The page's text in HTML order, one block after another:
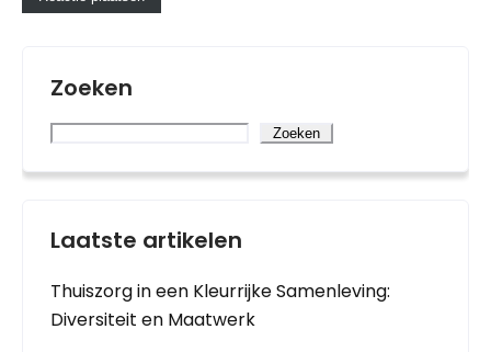
Zoeken
Zoeken
Laatste artikelen
Thuiszorg in een Kleurrijke Samenleving:
Diversiteit en Maatwerk